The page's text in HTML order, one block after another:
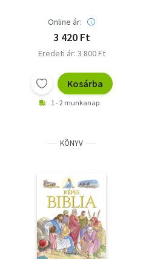
Online ár:
3 420 Ft
Eredeti ár: 3 800 Ft
Kosárba
1 - 2 munkanap
KÖNYV